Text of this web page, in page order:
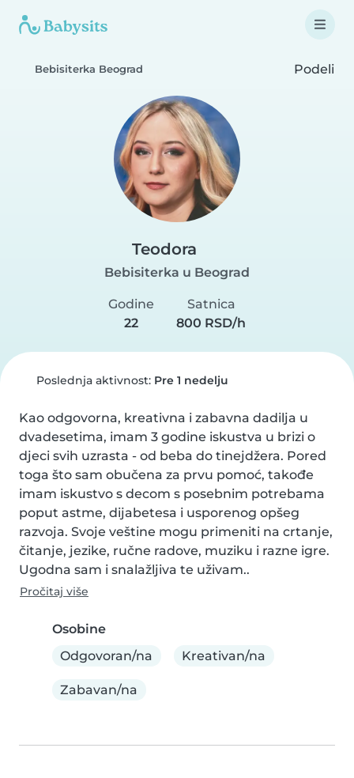
Bebisiterka Beograd Podeli
Teodora
Bebisiterka u Beograd
Godine
22
Satnica
800 RSD/h
Poslednja aktivnost: Pre 1 nedelju
Kao odgovorna, kreativna i zabavna dadilja u
dvadesetima, imam 3 godine iskustva u brizi o
djeci svih uzrasta - od beba do tinejdžera. Pored
toga što sam obučena za prvu pomoć, takođe
imam iskustvo s decom s posebnim potrebama
poput astme, dijabetesa i usporenog opšeg
razvoja. Svoje veštine mogu primeniti na crtanje,
čitanje, jezike, ručne radove, muziku i razne igre.
Ugodna sam i snalažljiva te uživam..
Pročitaj više
Osobine
Odgovoran/na
Kreativan/na
Zabavan/na